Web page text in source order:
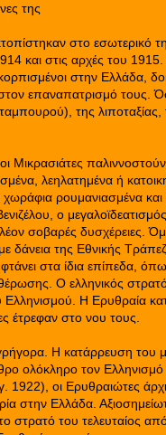
της
στο εσωτερικό
και στις αρχές του 1915.
στην Ελλάδα,
επαναπατρισμό τους.
της λιποταξίας,
λεηλατημένα ή
ρουμανιασμένα
ο
σοβαρές δυσχέρειες.
δάνεια της Εθνικής
στα ίδια επίπεδα,
Ο ελληνικός
Η Ερυθραία
έτρεφαν στο νου τους.
Η κατάρρευση του
ολόκληρο τον Ελληνισμό
οι Ερυθραιώτες
στην Ελλάδα.
του τελευταίος